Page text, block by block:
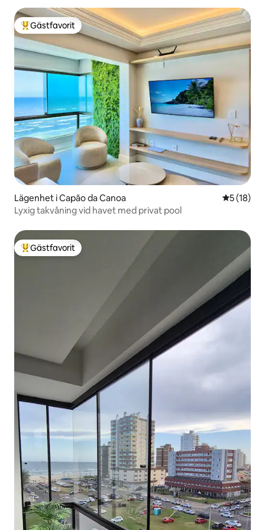
Populär gästfavorit
Gästfavorit
Lägenhet i Capão da Canoa 5 av 5 i
5 (18)
Lyxig takvåning vid havet med privat pool
Populär gästfavorit
Gästfavorit